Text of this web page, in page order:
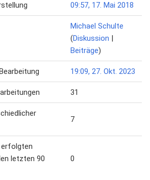
09:57, 17. Mai 2018
Michael Schulte
(Diskussion |
Beiträge)
19:09, 27. Okt. 2023
31
7
erfolgten
letzten 90
0